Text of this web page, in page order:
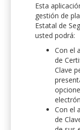
Esta
gestión de
Estatal de
usted podrá:
Con el
de
Clave
Con el
de